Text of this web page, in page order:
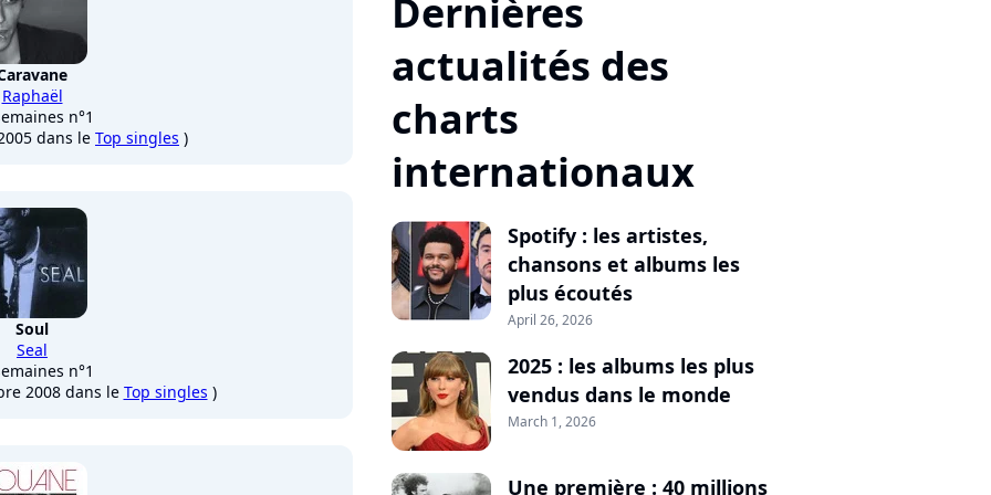
Raphaël
n°1
dans le Top singles )
Soul
Seal
n°1
2008 dans le Top singles )
Dernières
actualités des
charts
internationaux
Spotify : les artistes,
chansons et albums les
plus écoutés
April 26, 2026
2025 : les albums les plus
vendus dans le monde
March 1, 2026
Une première : 40 millions